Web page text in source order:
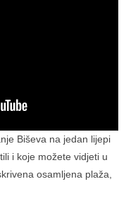
Biševa na jedan lijepi
i koje možete vidjeti u
osamljena plaža,